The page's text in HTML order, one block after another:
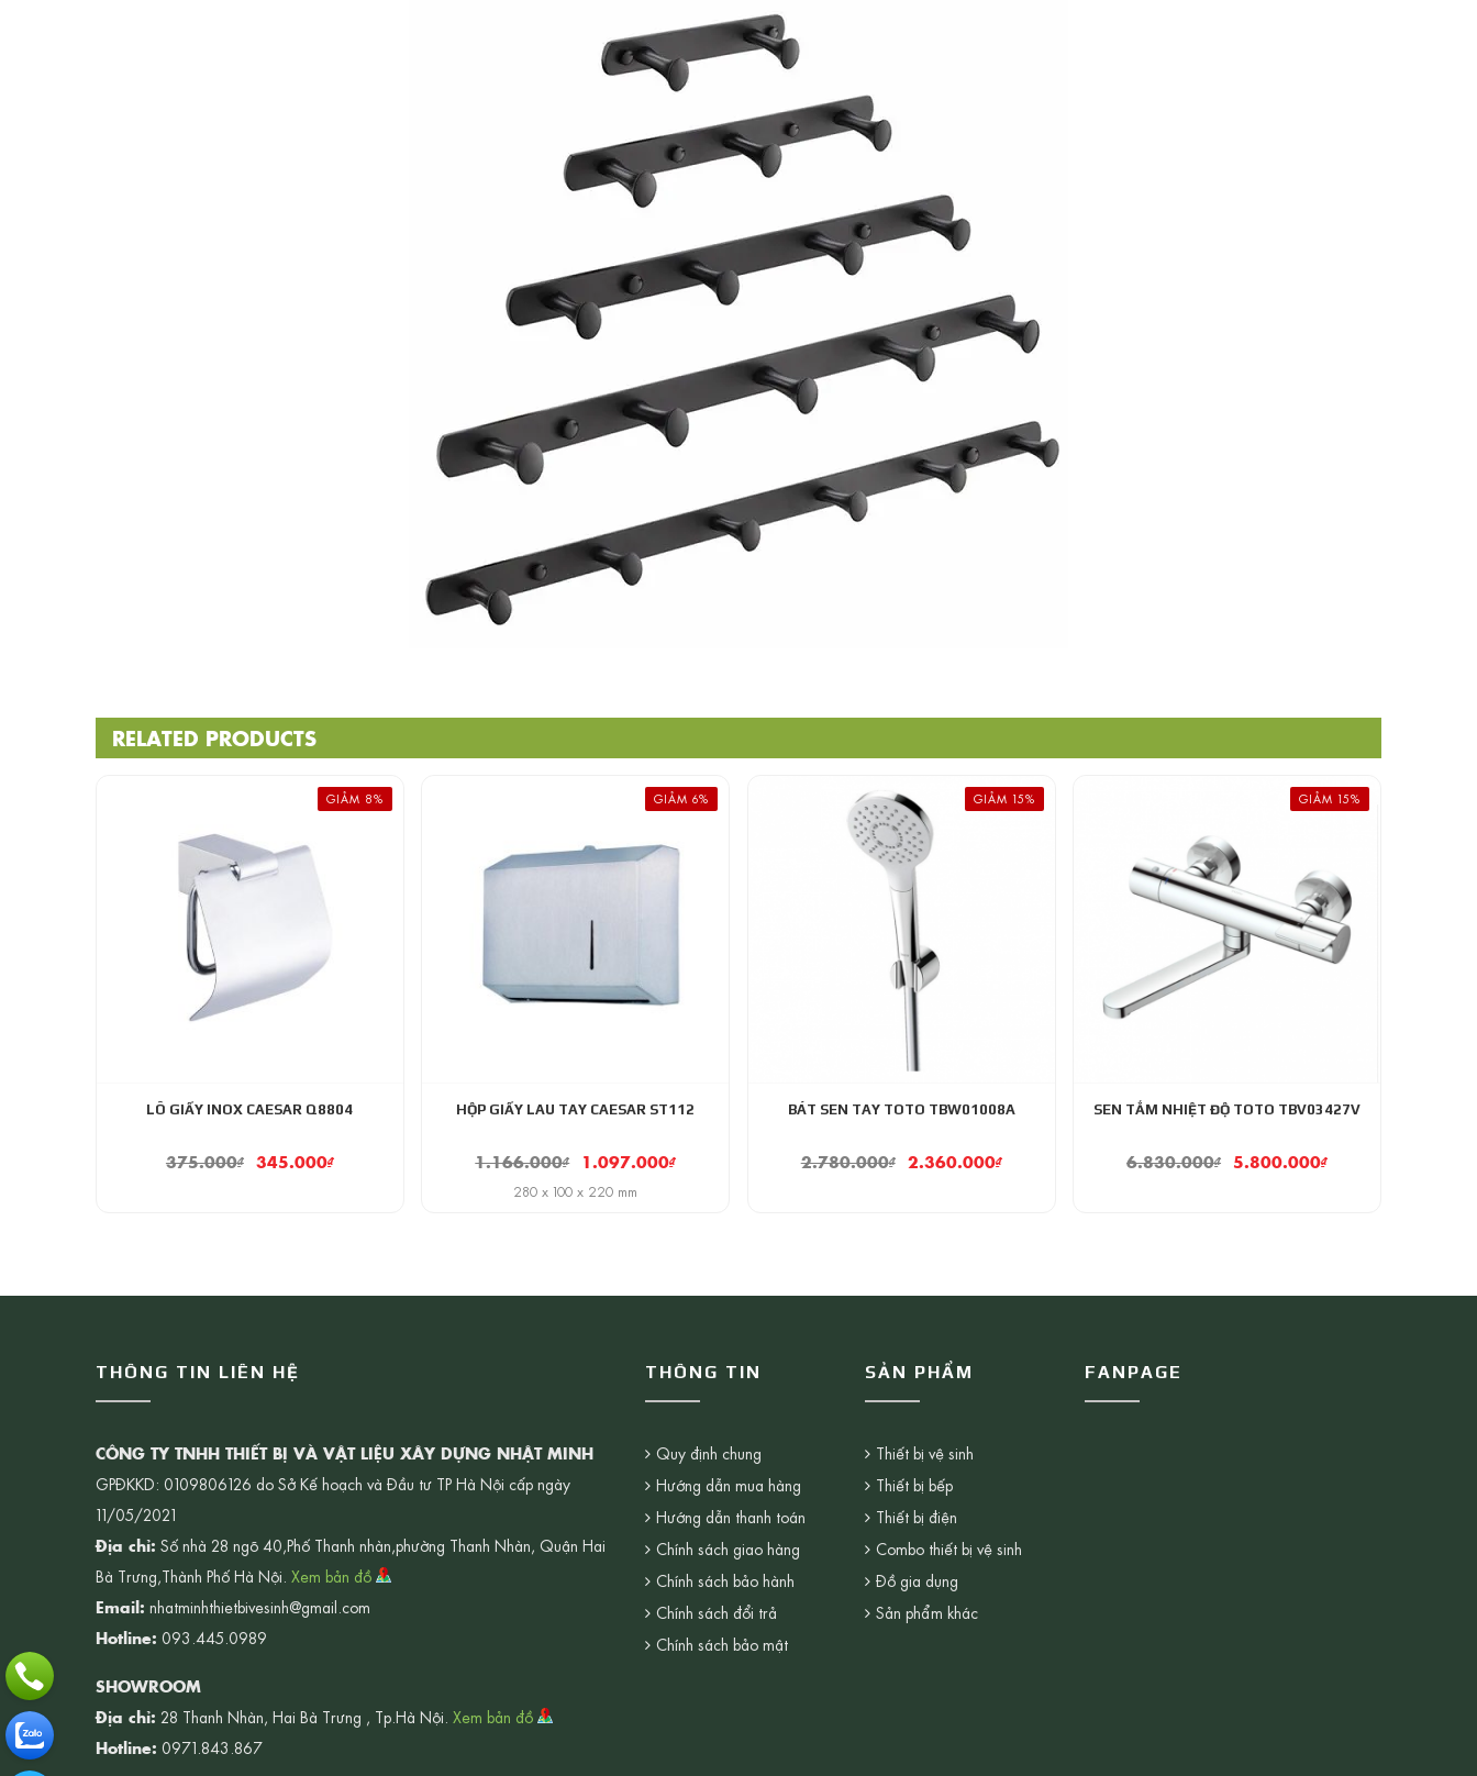
RELATED PRODUCTS
GIẢM 8%
LÔ GIẤY INOX CAESAR Q8804
375.000₫ 345.000₫
GIẢM 6%
HỘP GIẤY LAU TAY CAESAR ST112
1.166.000₫ 1.097.000₫
280 x 100 x 220 mm
GIẢM 15%
BÁT SEN TAY TOTO TBW01008A
2.780.000₫ 2.360.000₫
GIẢM 15%
SEN TẮM NHIỆT ĐỘ TOTO TBV03427V
6.830.000₫ 5.800.000₫
THÔNG TIN LIÊN HỆ
CÔNG TY TNHH THIẾT BỊ VÀ VẬT LIỆU XÂY DỰNG NHẬT MINH
GPĐKKD: 0109806126 do Sở Kế hoạch và Đầu tư TP Hà Nội cấp ngày
11/05/2021
Địa chỉ: Số nhà 28 ngõ 40,Phố Thanh nhàn,phường Thanh Nhàn, Quận Hai
Bà Trưng,Thành Phố Hà Nội. Xem bản đồ
Email: nhatminhthietbivesinh@gmail.com
Hotline: 093.445.0989
SHOWROOM
Địa chỉ: 28 Thanh Nhàn, Hai Bà Trưng , Tp.Hà Nội. Xem bản đồ
Hotline: 0971.843.867
THÔNG TIN
Quy định chung
Hướng dẫn mua hàng
Hướng dẫn thanh toán
Chính sách giao hàng
Chính sách bảo hành
Chính sách đổi trả
Chính sách bảo mật
SẢN PHẨM
Thiết bị vệ sinh
Thiết bị bếp
Thiết bị điện
Combo thiết bị vệ sinh
Đồ gia dụng
Sản phẩm khác
FANPAGE